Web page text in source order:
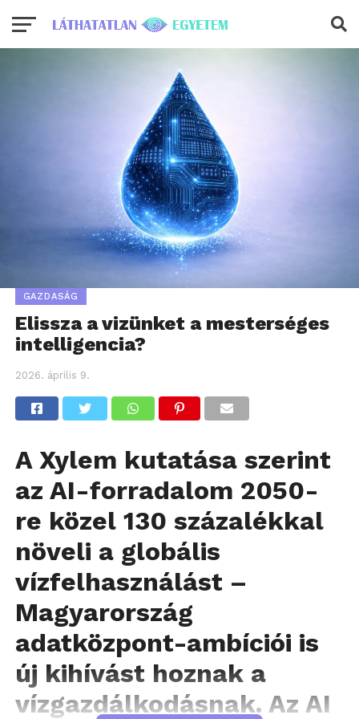
GAZDASÁG
Elissza a vizünket a mesterséges
intelligencia?
2026. április 9.
A Xylem kutatása szerint
az AI-forradalom 2050-
re közel 130 százalékkal
növeli a globális
vízfelhasználást –
Magyarország
adatközpont-ambíciói is
új kihívást hoznak a
vízgazdálkodásnak. Az AI